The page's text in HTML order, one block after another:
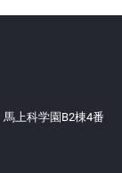
上科学園B2棟4番